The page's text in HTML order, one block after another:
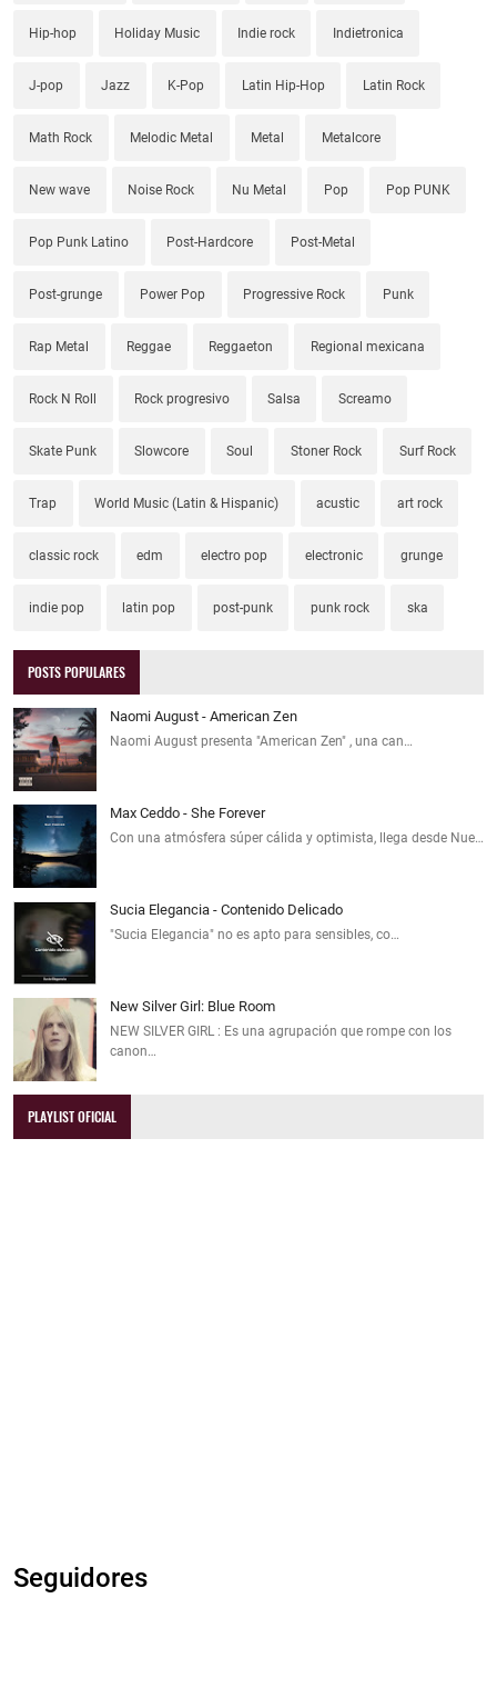
Hip-hop Holiday Music Indie rock Indietronica
J-pop Jazz K-Pop Latin Hip-Hop Latin Rock
Math Rock Melodic Metal Metal Metalcore
New wave Noise Rock Nu Metal Pop Pop PUNK
Pop Punk Latino Post-Hardcore Post-Metal
Post-grunge Power Pop Progressive Rock Punk
Rap Metal Reggae Reggaeton Regional mexicana
Rock N Roll Rock progresivo Salsa Screamo
Skate Punk Slowcore Soul Stoner Rock Surf Rock
Trap World Music (Latin & Hispanic) acustic art rock
classic rock edm electro pop electronic grunge
indie pop latin pop post-punk punk rock ska
POSTS POPULARES
Naomi August - American Zen
Naomi August presenta "American Zen" , una can…
Max Ceddo - She Forever
Con una atmósfera súper cálida y optimista, llega desde Nue…
Sucia Elegancia - Contenido Delicado
"Sucia Elegancia" no es apto para sensibles, co…
New Silver Girl: Blue Room
NEW SILVER GIRL : Es una agrupación que rompe con los
canon…
PLAYLIST OFICIAL
Seguidores